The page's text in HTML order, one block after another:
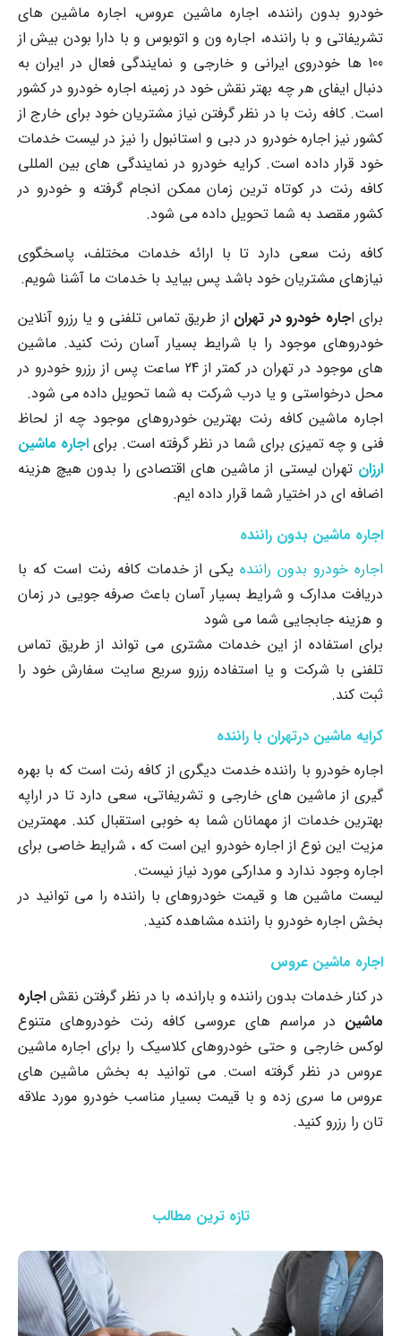
خودرو بدون راننده، اجاره ماشین عروس، اجاره ماشین های
تشریفاتی و با راننده، اجاره ون و اتوبوس و با دارا بودن بیش از
100 ها خودروی ایرانی و خارجی و نمایندگی فعال در ایران به
دنبال ایفای هر چه بهتر نقش خود در زمینه اجاره خودرو در کشور
است. کافه رنت با در نظر گرفتن نیاز مشتریان خود برای خارج از
کشور نیز اجاره خودرو در دبی و استانبول را نیز در لیست خدمات
خود قرار داده است. کرایه خودرو در نمایندگی های بین المللی
کافه رنت در کوتاه ترین زمان ممکن انجام گرفته و خودرو در
کشور مقصد به شما تحویل داده می شود.
کافه رنت سعی دارد تا با ارائه خدمات مختلف، پاسخگوی
نیازهای مشتریان خود باشد پس بیاید با خدمات ما آشنا شویم.
برای ا جاره خودرو در تهراناز طریق تماس تلفنی و یا رزرو آنلاین
خودروهای موجود را با شرایط بسیار آسان رنت کنید. ماشین
های موجود در تهران در کمتر از 24 ساعت پس از رزرو خودرو در
محل درخواستی و یا درب شرکت به شما تحویل داده می شود.
اجاره ماشین کافه رنت بهترین خودروهای موجود چه از لحاظ
فنی و چه تمیزی برای شما در نظر گرفته است. برای اجاره ماشین
ارزانتهران لیستی از ماشین های اقتصادی را بدون هیچ هزینه
اضافه ای در اختیار شما قرار داده ایم.
اجاره ماشین بدون راننده
اجاره خودرو بدون رانندهیکی از خدمات کافه رنت است که با
دریافت مدارک و شرایط بسیار آسان باعث صرفه جویی در زمان
و هزینه جابجایی شما می شود
برای استفاده از این خدمات مشتری می تواند از طریق تماس
تلفنی با شرکت و یا استفاده رزرو سریع سایت سفارش خود را
ثبت کند.
کرایه ماشین درتهران با راننده
اجاره خودرو با راننده خدمت دیگری از کافه رنت است که با بهره
گیری از ماشین های خارجی و تشریفاتی، سعی دارد تا در اراپه
بهترین خدمات از مهمانان شما به خوبی استقبال کند. مهمترین
مزیت این نوع از اجاره خودرو این است که ، شرایط خاصی برای
اجاره وجود ندارد و مدارکی مورد نیاز نیست.
لیست ماشین ها و قیمت خودروهای با راننده را می توانید در
بخش اجاره خودرو با راننده مشاهده کنید.
اجاره ماشین عروس
در کنار خدمات بدون راننده و بارانده، با در نظر گرفتن نقش اجاره
ماشیندر مراسم های عروسی کافه رنت خودروهای متنوع
لوکس خارجی و حتی خودروهای کلاسیک را برای اجاره ماشین
عروس در نظر گرفته است. می توانید به بخش ماشین های
عروس ما سری زده و با قیمت بسیار مناسب خودرو مورد علاقه
تان را رزرو کنید.
تازه ترین مطالب